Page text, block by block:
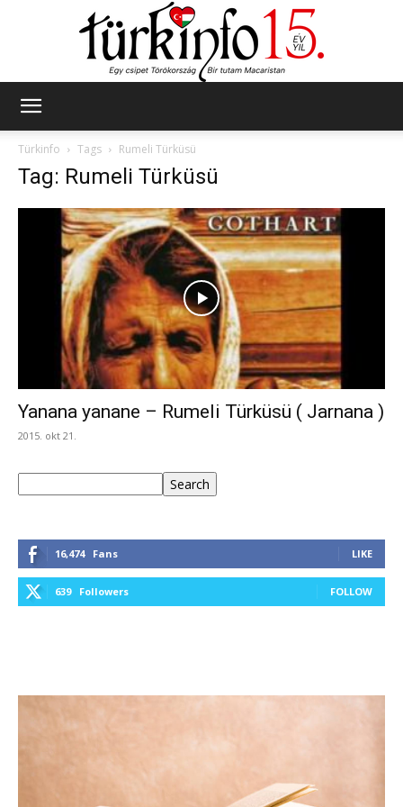
Türkinfo
Tags Rumeli Türküsü
Tag: Rumeli Türküsü
Yanana yanane – Rumeli Türküsü ( Jarnana )
2015. okt 21.
Search
16,474 Fans LIKE
639 Followers FOLLOW